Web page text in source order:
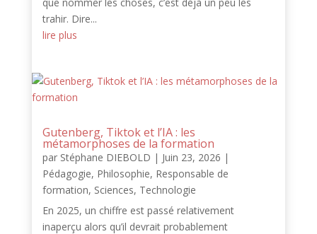
trahir. Dire...
lire plus
Gutenberg, Tiktok et l’IA : les
métamorphoses de la formation
par Stéphane DIEBOLD | Juin 23, 2026 |
Pédagogie, Philosophie, Responsable de
formation, Sciences, Technologie
En 2025, un chiffre est passé relativement
inaperçu alors qu’il devrait probablement